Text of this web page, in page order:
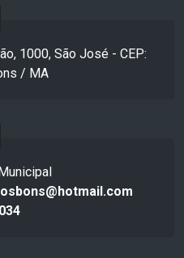
1000, São José - CEP:
/ MA